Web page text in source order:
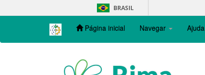
navigation
BRASIL
Página inicial Navegar Ajuda